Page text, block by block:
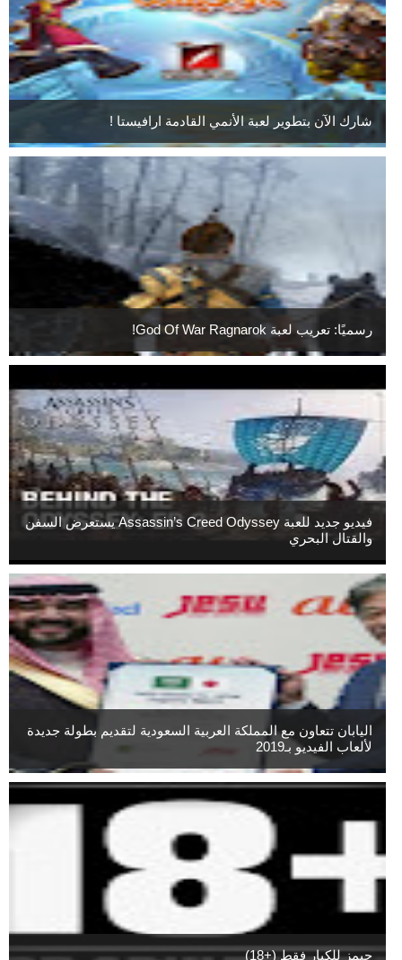
شارك الآن بتطوير لعبة الأنمي القادمة ارافيستا !
رسميًا: تعريب لعبة God Of War Ragnarok!
فيديو جديد للعبة Assassin’s Creed Odyssey يستعرض السفن
والقتال البحري
اليابان تتعاون مع المملكة العربية السعودية لتقديم بطولة جديدة
لألعاب الفيديو بـ2019
جيمز للكبار فقط (+18)